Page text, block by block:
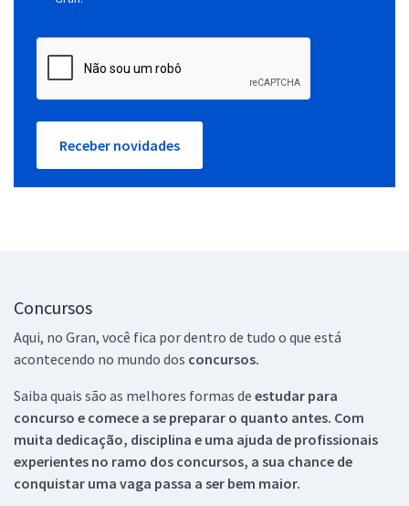
Receber novidades
Concursos
Aqui, no Gran, você fica por dentro de tudo o que está
acontecendo no mundo dos concursos.
Saiba quais são as melhores formas de estudar para
concurso e comece a se preparar o quanto antes. Com
muita dedicação, disciplina e uma ajuda de profissionais
experientes no ramo dos concursos, a sua chance de
conquistar uma vaga passa a ser bem maior.